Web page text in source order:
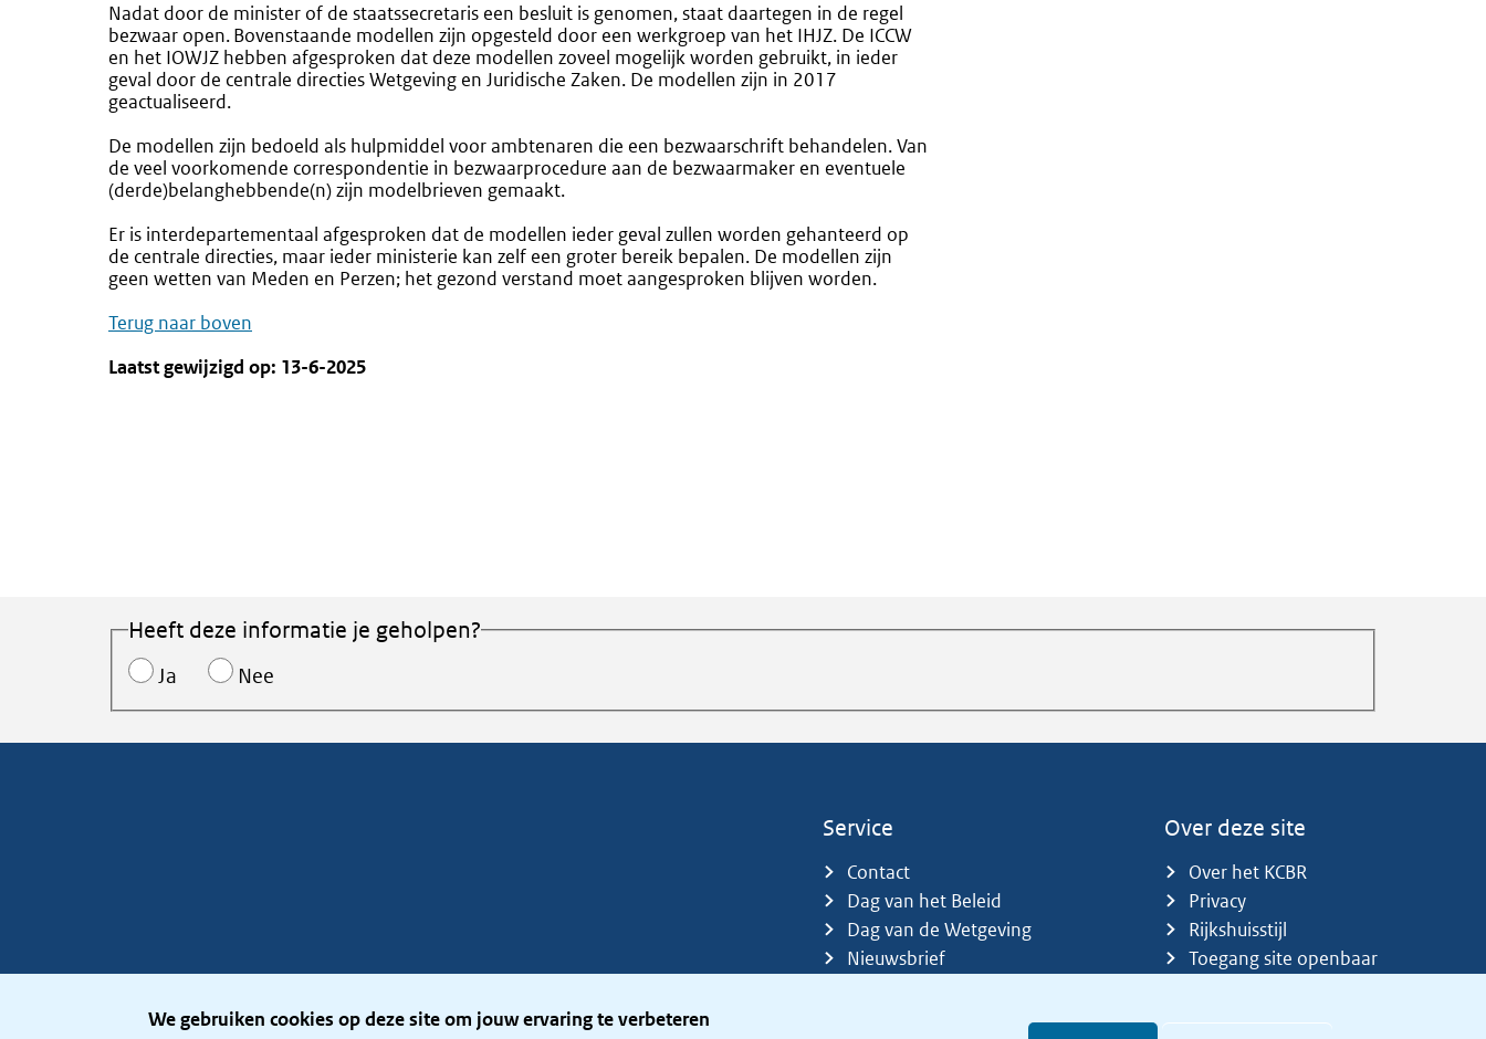
We gebruiken cookies op deze site om jouw ervaring te verbeteren
Nadat door de minister of de staatssecretaris een besluit is genomen, staat daartegen in de regel
bezwaar open. Bovenstaande modellen zijn opgesteld door een werkgroep van het IHJZ. De ICCW
en het IOWJZ hebben afgesproken dat deze modellen zoveel mogelijk worden gebruikt, in ieder
geval door de centrale directies Wetgeving en Juridische Zaken. De modellen zijn in 2017
geactualiseerd.
De modellen zijn bedoeld als hulpmiddel voor ambtenaren die een bezwaarschrift behandelen. Van
de veel voorkomende correspondentie in bezwaarprocedure aan de bezwaarmaker en eventuele
(derde)belanghebbende(n) zijn modelbrieven gemaakt.
Er is interdepartementaal afgesproken dat de modellen ieder geval zullen worden gehanteerd op
de centrale directies, maar ieder ministerie kan zelf een groter bereik bepalen. De modellen zijn
geen wetten van Meden en Perzen; het gezond verstand moet aangesproken blijven worden.
Terug naar boven
Laatst gewijzigd op: 13-6-2025
Heeft deze informatie je geholpen?
Ja Nee
Service
Contact
Dag van het Beleid
Dag van de Wetgeving
Nieuwsbrief
Over deze site
Over het KCBR
Privacy
Rijkshuisstijl
Toegang site openbaar